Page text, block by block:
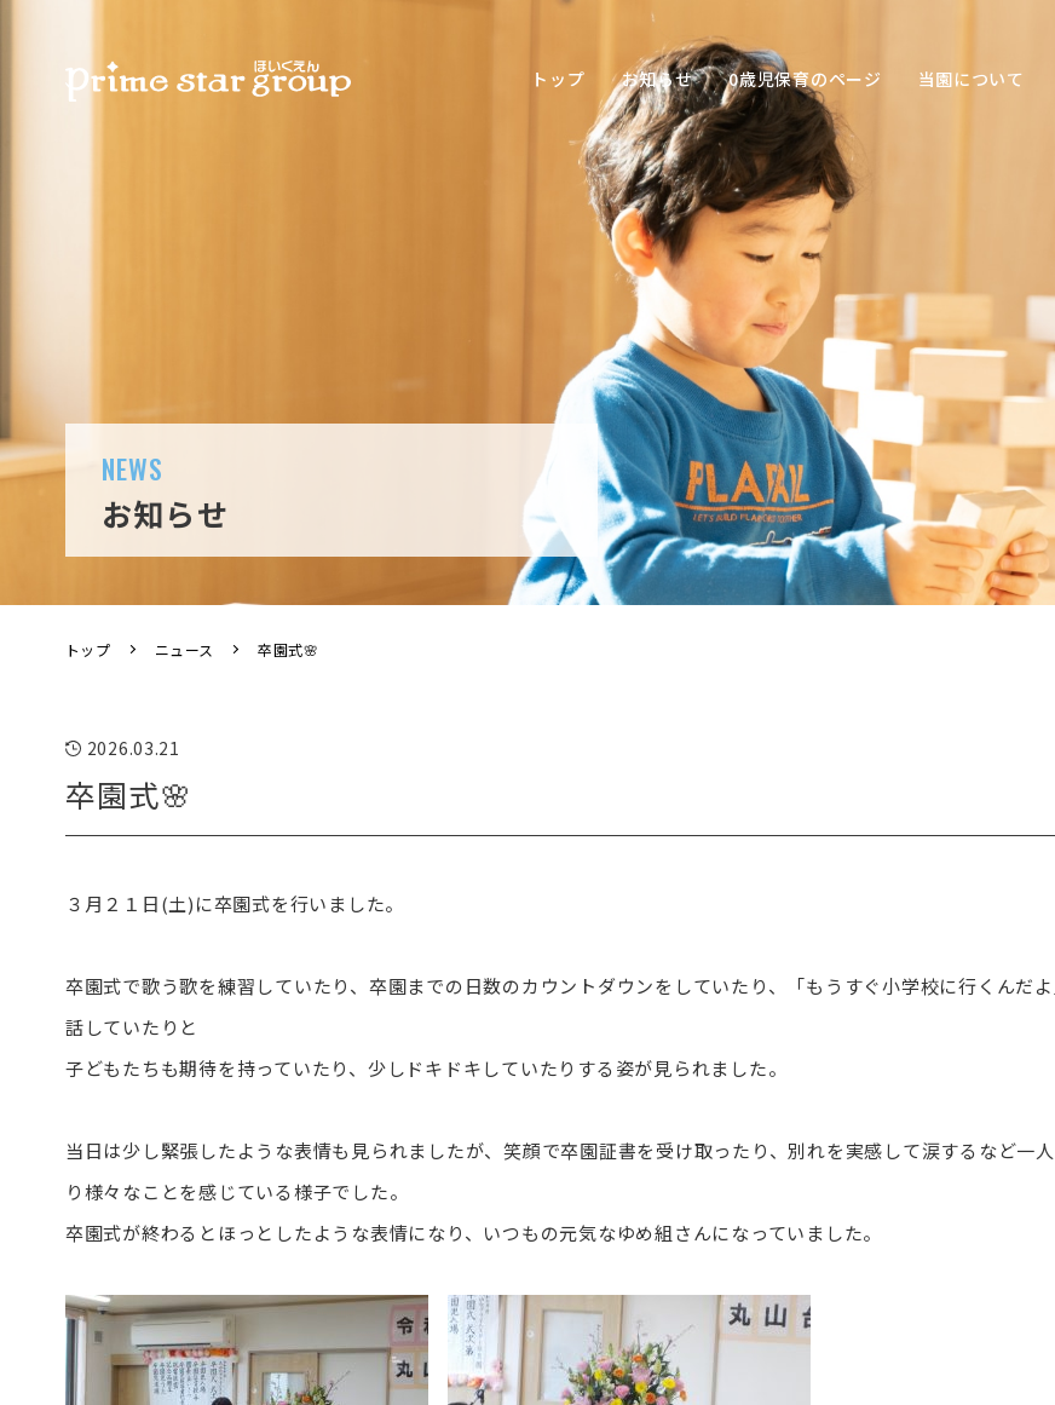
トップ お知らせ 0歳児保育のページ 当園について
環境
色
NEWS
お知らせ
トップ ニュース 卒園式🌸
2026.03.21
卒園式🌸
３月２１日(土)に卒園式を行いました。
卒園式で歌う歌を練習していたり、卒園までの日数のカウントダウンをしていたり、「もうすぐ小学校に行くんだ
話していたりと
子どもたちも期待を持っていたり、少しドキドキしていたりする姿が見られました。
当日は少し緊張したような表情も見られましたが、笑顔で卒園証書を受け取ったり、別れを実感して涙するなど一
り様々なことを感じている様子でした。
卒園式が終わるとほっとしたような表情になり、いつもの元気なゆめ組さんになっていました。